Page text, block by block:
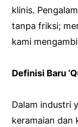
klinis.
tanpa friksi;
kami
Definisi Baru
Dalam industri
keramaian dan